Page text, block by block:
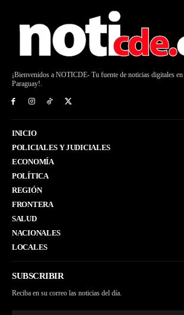
¡Bienvenidos a NOTICDE- Tu fuente de noticias digitales en
Paraguay!.
INICIO
POLICIALES Y JUDICIALES
ECONOMÍA
POLÍTICA
REGIÓN
FRONTERA
SALUD
NACIONALES
LOCALES
SUBSCRIBIR
Reciba en su correo las noticias del día.